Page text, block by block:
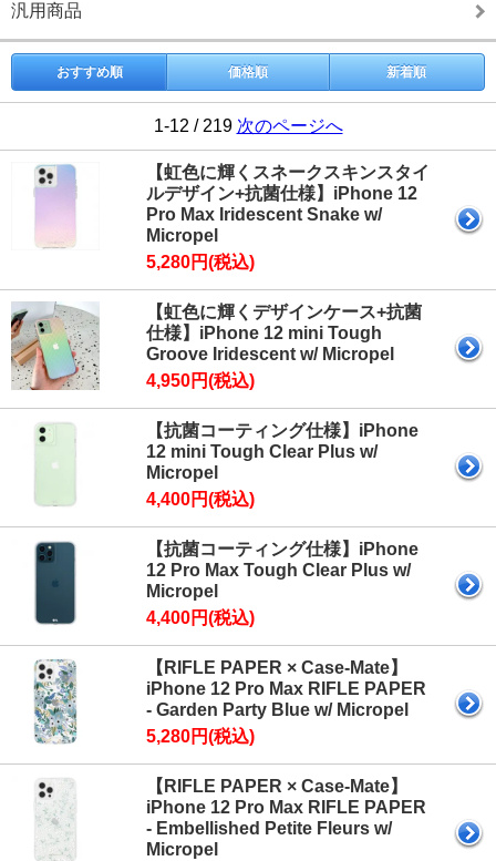
汎用商品
おすすめ順 価格順 新着順
1-12 / 219 次のページへ
【虹色に輝くスネークスキンスタイ
ルデザイン+抗菌仕様】iPhone 12
Pro Max Iridescent Snake w/
Micropel
5,280円(税込)
【虹色に輝くデザインケース+抗菌
仕様】iPhone 12 mini Tough
Groove Iridescent w/ Micropel
4,950円(税込)
【抗菌コーティング仕様】iPhone
12 mini Tough Clear Plus w/
Micropel
4,400円(税込)
【抗菌コーティング仕様】iPhone
12 Pro Max Tough Clear Plus w/
Micropel
4,400円(税込)
【RIFLE PAPER × Case-Mate】
iPhone 12 Pro Max RIFLE PAPER
- Garden Party Blue w/ Micropel
5,280円(税込)
【RIFLE PAPER × Case-Mate】
iPhone 12 Pro Max RIFLE PAPER
- Embellished Petite Fleurs w/
Micropel